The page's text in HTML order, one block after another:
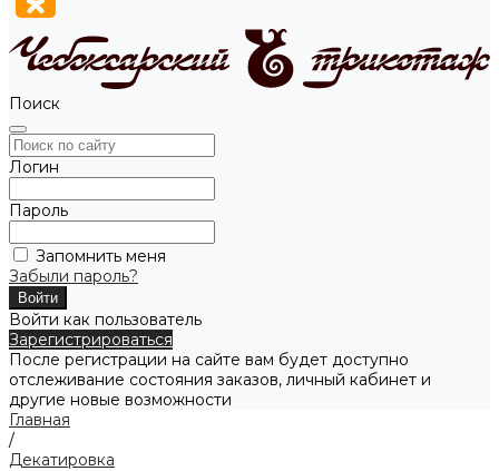
Поиск
Логин
Пароль
Запомнить меня
Забыли пароль?
Войти как пользователь
Зарегистрироваться
После регистрации на сайте вам будет доступно
отслеживание состояния заказов, личный кабинет и
другие новые возможности
Главная
/
Декатировка